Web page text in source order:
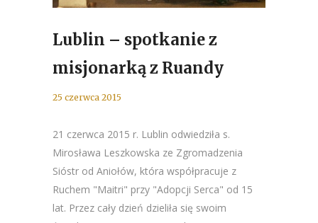
Lublin – spotkanie z
misjonarką z Ruandy
25 czerwca 2015
21 czerwca 2015 r. Lublin odwiedziła s.
Mirosława Leszkowska ze Zgromadzenia
Sióstr od Aniołów, która współpracuje z
Ruchem "Maitri" przy "Adopcji Serca" od 15
lat. Przez cały dzień dzieliła się swoim